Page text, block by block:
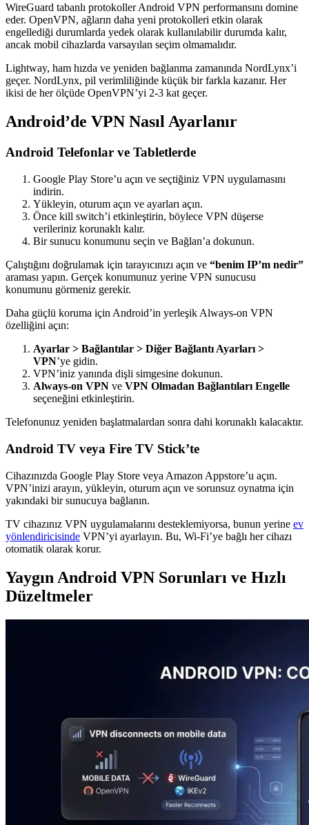
WireGuard tabanlı protokoller Android VPN performansını domine
eder. OpenVPN, ağların daha yeni protokolleri etkin olarak
engellediği durumlarda yedek olarak kullanılabilir durumda kalır,
ancak mobil cihazlarda varsayılan seçim olmamalıdır.
Lightway, ham hızda ve yeniden bağlanma zamanında NordLynx’i
geçer. NordLynx, pil verimliliğinde küçük bir farkla kazanır. Her
ikisi de her ölçüde OpenVPN’yi 2-3 kat geçer.
Android’de VPN Nasıl Ayarlanır
Android Telefonlar ve Tabletlerde
Google Play Store’u açın ve seçtiğiniz VPN uygulamasını
indirin.
Yükleyin, oturum açın ve ayarları açın.
Önce kill switch’i etkinleştirin, böylece VPN düşerse
verileriniz korunaklı kalır.
Bir sunucu konumunu seçin ve Bağlan’a dokunun.
Çalıştığını doğrulamak için tarayıcınızı açın ve “benim IP’m nedir”
araması yapın. Gerçek konumunuz yerine VPN sunucusu
konumunu görmeniz gerekir.
Daha güçlü koruma için Android’in yerleşik Always-on VPN
özelliğini açın:
Ayarlar > Bağlantılar > Diğer Bağlantı Ayarları >
VPN’ye gidin.
VPN’iniz yanında dişli simgesine dokunun.
Always-on VPN ve VPN Olmadan Bağlantıları Engelle
seçeneğini etkinleştirin.
Telefonunuz yeniden başlatmalardan sonra dahi korunaklı kalacaktır.
Android TV veya Fire TV Stick’te
Cihazınızda Google Play Store veya Amazon Appstore’u açın.
VPN’inizi arayın, yükleyin, oturum açın ve sorunsuz oynatma için
yakındaki bir sunucuya bağlanın.
TV cihazınız VPN uygulamalarını desteklemiyorsa, bunun yerine ev
yönlendiricisinde VPN’yi ayarlayın. Bu, Wi-Fi’ye bağlı her cihazı
otomatik olarak korur.
Yaygın Android VPN Sorunları ve Hızlı
Düzeltmeler